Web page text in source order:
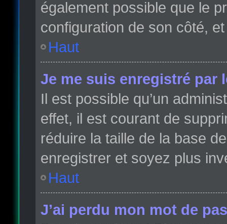
également possible que le
configuration de son côté,
Haut
Je me suis enregistré par
Il est possible qu’un
effet, il est courant de
réduire la taille de la base
enregistrer et soyez plus
Haut
J’ai perdu mon mot de